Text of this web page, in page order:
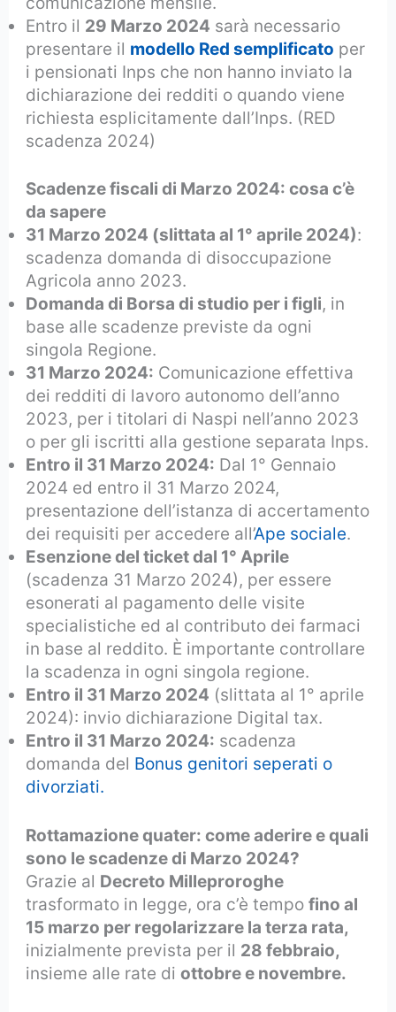
Entro il 29 Marzo 2024 sarà necessario
presentare il modello Red semplificato per
i pensionati Inps che non hanno inviato la
dichiarazione dei redditi o quando viene
richiesta esplicitamente dall’Inps. (RED
scadenza 2024)
Scadenze fiscali di Marzo 2024: cosa c’è
da sapere
31 Marzo 2024 (slittata al 1° aprile 2024):
scadenza domanda di disoccupazione
Agricola anno 2023.
Domanda di Borsa di studio per i figli, in
base alle scadenze previste da ogni
singola Regione.
31 Marzo 2024: Comunicazione effettiva
dei redditi di lavoro autonomo dell’anno
2023, per i titolari di Naspi nell’anno 2023
o per gli iscritti alla gestione separata Inps.
Entro il 31 Marzo 2024: Dal 1° Gennaio
2024 ed entro il 31 Marzo 2024,
presentazione dell’istanza di accertamento
dei requisiti per accedere all’Ape sociale.
Esenzione del ticket dal 1° Aprile
(scadenza 31 Marzo 2024), per essere
esonerati al pagamento delle visite
specialistiche ed al contributo dei farmaci
in base al reddito. È importante controllare
la scadenza in ogni singola regione.
Entro il 31 Marzo 2024 (slittata al 1° aprile
2024): invio dichiarazione Digital tax.
Entro il 31 Marzo 2024: scadenza
domanda del Bonus genitori seperati o
divorziati.
Rottamazione quater: come aderire e quali
sono le scadenze di Marzo 2024?
Grazie al Decreto Milleproroghe
trasformato in legge, ora c’è tempofino al
15 marzo per regolarizzare la terza rata,
inizialmente prevista per il 28 febbraio,
insieme alle rate diottobre e novembre.